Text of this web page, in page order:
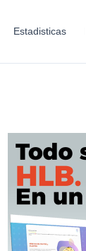
Estadisticas